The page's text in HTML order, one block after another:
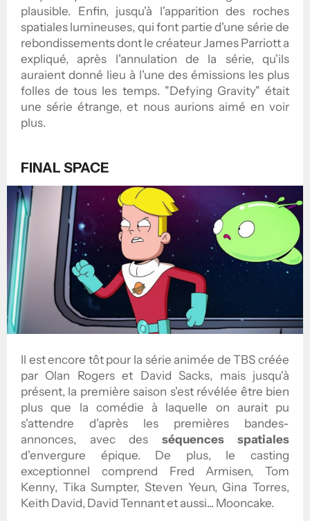
plausible. Enfin, jusqu'à l'apparition des roches
spatiales lumineuses, qui font partie d'une série de
rebondissements dont le créateur James Parriott a
expliqué, après l'annulation de la série, qu'ils
auraient donné lieu à l'une des émissions les plus
folles de tous les temps. "Defying Gravity" était
une série étrange, et nous aurions aimé en voir
plus.
FINAL SPACE
Il est encore tôt pour la série animée de TBS créée
par Olan Rogers et David Sacks, mais jusqu'à
présent, la première saison s'est révélée être bien
plus que la comédie à laquelle on aurait pu
s'attendre d'après les premières bandes-
annonces, avec des séquences spatiales
d'envergure épique. De plus, le casting
exceptionnel comprend Fred Armisen, Tom
Kenny, Tika Sumpter, Steven Yeun, Gina Torres,
Keith David, David Tennant et aussi... Mooncake.